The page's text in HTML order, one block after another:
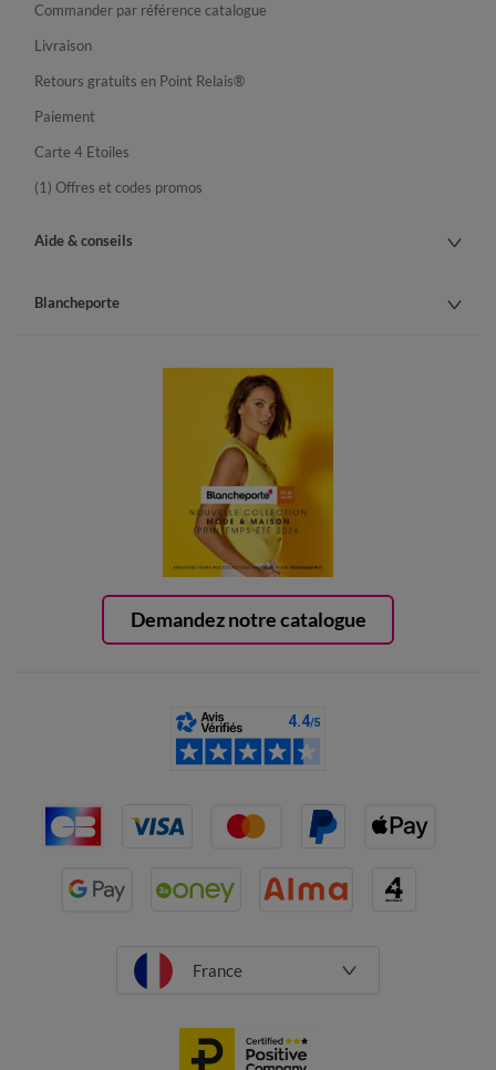
Demandez notre catalogue
Commander par référence catalogue
Livraison
Retours gratuits en Point Relais®
Paiement
Carte 4 Etoiles
(1) Offres et codes promos
Aide & conseils
Blancheporte
France